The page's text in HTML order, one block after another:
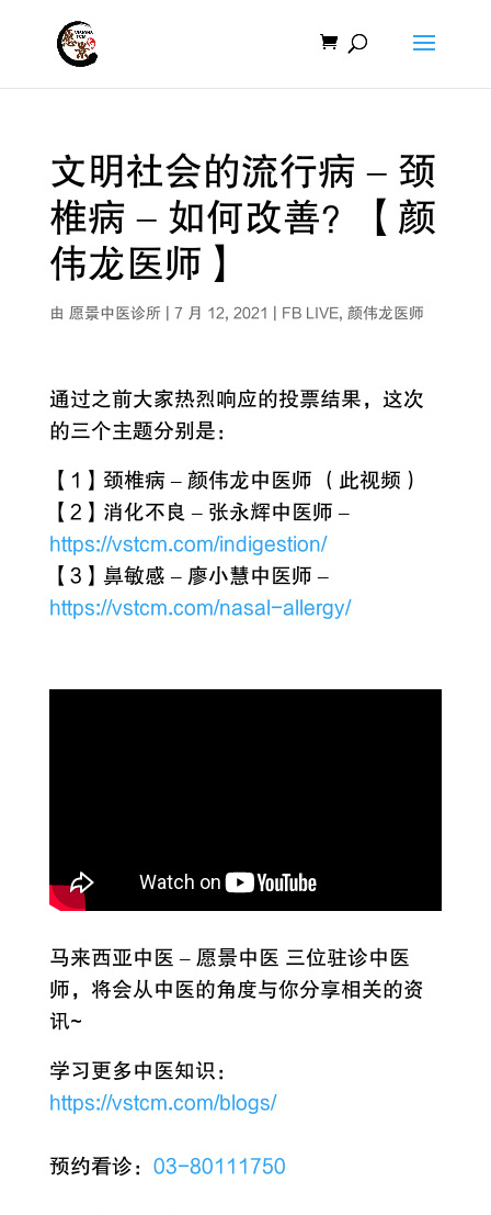
文明社会的流行病 – 颈
椎病 – 如何改善？【颜
伟龙医师】
由 愿景中医诊所| 7 月 12, 2021 FB LIVE, 颜伟龙医师
通过之前大家热烈响应的投票结果，这次
的三个主题分别是：
【1】颈椎病 – 颜伟龙中医师 （此视频）
【2】消化不良 – 张永辉中医师 –
https://vstcm.com/indigestion/
【3】鼻敏感 – 廖小慧中医师 –
https://vstcm.com/nasal-allergy/
马来西亚中医 – 愿景中医 三位驻诊中医
师，将会从中医的角度与你分享相关的资
讯~
学习更多中医知识：
https://vstcm.com/blogs/
预约看诊： 03-80111750